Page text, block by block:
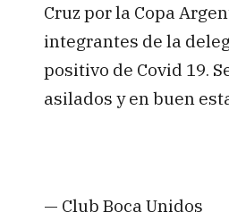
Cruz por la Copa
integrantes de la
positivo de Covid 19.
asilados y en buen
— Club Boca Unidos